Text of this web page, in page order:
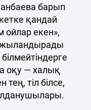
барып
қандай
ойлар екен»,
оқу — халық
тіл білсе,